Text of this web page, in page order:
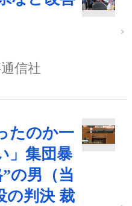
信社
たのか一
」集団暴
の男（当
の判決 裁